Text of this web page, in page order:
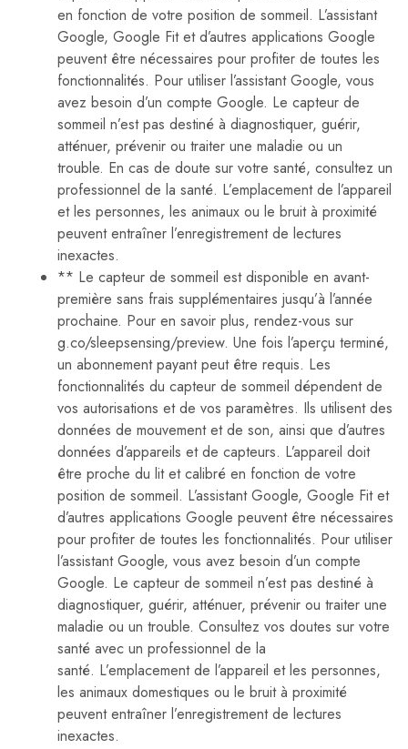
en fonction de votre position de sommeil. L’assistant
Google, Google Fit et d’autres applications Google
peuvent être nécessaires pour profiter de toutes les
fonctionnalités. Pour utiliser l’assistant Google, vous
avez besoin d’un compte Google. Le capteur de
sommeil n’est pas destiné à diagnostiquer, guérir,
atténuer, prévenir ou traiter une maladie ou un
trouble. En cas de doute sur votre santé, consultez un
professionnel de la santé. L’emplacement de l’appareil
et les personnes, les animaux ou le bruit à proximité
peuvent entraîner l’enregistrement de lectures
inexactes.
** Le capteur de sommeil est disponible en avant-
première sans frais supplémentaires jusqu’à l’année
prochaine. Pour en savoir plus, rendez-vous sur
g.co/sleepsensing/preview. Une fois l’aperçu terminé,
un abonnement payant peut être requis. Les
fonctionnalités du capteur de sommeil dépendent de
vos autorisations et de vos paramètres. Ils utilisent des
données de mouvement et de son, ainsi que d’autres
données d’appareils et de capteurs. L’appareil doit
être proche du lit et calibré en fonction de votre
position de sommeil. L’assistant Google, Google Fit et
d’autres applications Google peuvent être nécessaires
pour profiter de toutes les fonctionnalités. Pour utiliser
l’assistant Google, vous avez besoin d’un compte
Google. Le capteur de sommeil n’est pas destiné à
diagnostiquer, guérir, atténuer, prévenir ou traiter une
maladie ou un trouble. Consultez vos doutes sur votre
santé avec un professionnel de la
santé. L’emplacement de l’appareil et les personnes,
les animaux domestiques ou le bruit à proximité
peuvent entraîner l’enregistrement de lectures
inexactes.